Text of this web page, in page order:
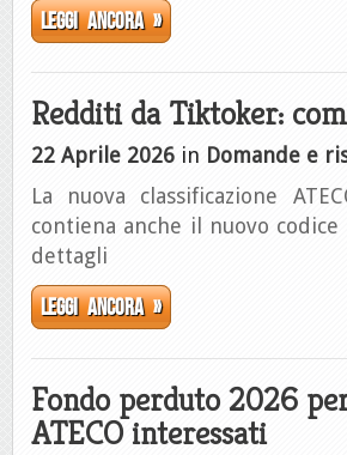
Leggi ancora »
Redditi da Tiktoker:
22 Aprile 2026 in Domande e
La nuova classificazione
contiena anche il nuovo
dettagli
Leggi ancora »
Fondo perduto 2026
ATECO interessati